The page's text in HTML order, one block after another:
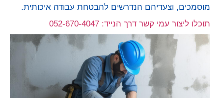
מוסמכים, וצעדיהם הנדרשים להבטחת עבודה איכותית.
תוכלו ליצור עמי קשר דרך הנייד: 052-670-4047